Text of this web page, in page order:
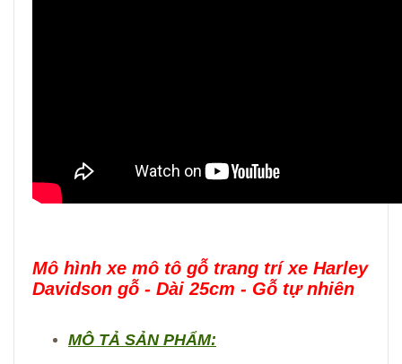
Mô hình xe mô tô gỗ trang trí xe Harley
Davidson gỗ - Dài 25cm - Gỗ tự nhiên
MÔ TẢ SẢN PHẨM: